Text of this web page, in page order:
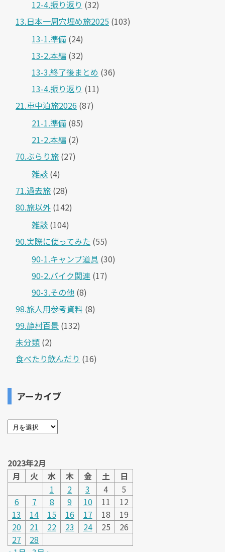
12-4.振り返り (32)
13.日本一周穴埋め旅2025 (103)
13-1.準備 (24)
13-2.本編 (32)
13-3.終了後まとめ (36)
13-4.振り返り (11)
21.車中泊旅2026 (87)
21-1.準備 (85)
21-2.本編 (2)
70.ぶらり旅 (27)
雑談 (4)
71.過去旅 (28)
80.旅以外 (142)
雑談 (104)
90.実際に使ってみた (55)
90-1.キャンプ道具 (30)
90-2.バイク関連 (17)
90-3.その他 (8)
98.旅人用参考資料 (8)
99.静村百景 (132)
未分類 (2)
食べたり飲んだり (16)
アーカイブ
2023年2月
月
火 水 木 金 土
日
1
2 3 4
5
6
7 8 9 10 11
12
13
14 15 16 17 18
19
20
21 22 23 24 25
26
27
28